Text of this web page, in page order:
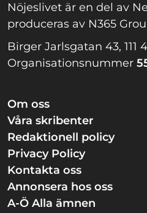
Nöjeslivet är en del av
produceras av N365
Birger Jarlsgatan 43, 111
Organisationsnummer
Om oss
Våra skribenter
Redaktionell policy
Privacy Policy
Kontakta oss
Annonsera hos oss
A-Ö Alla ämnen